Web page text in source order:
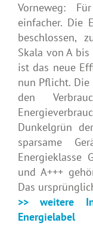
Vorneweg:
einfacher. Die
beschlossen,
Skala von A bis
ist das neue
nun Pflicht. Die
den
Dunkelgrün
sparsame
Energieklasse
und A+++
Das
>> weitere
Energielabel